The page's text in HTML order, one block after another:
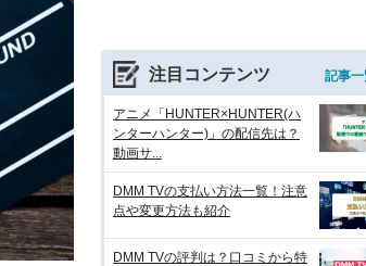
注目コンテンツ 記事
アニメ「HUNTER×HUNTER(ハ
ンターハンター)」の配信先は？
動画サ...
DMM TVの支払い方法一覧！注意
点や変更方法も紹介
DMM TVの評判は？口コミから特